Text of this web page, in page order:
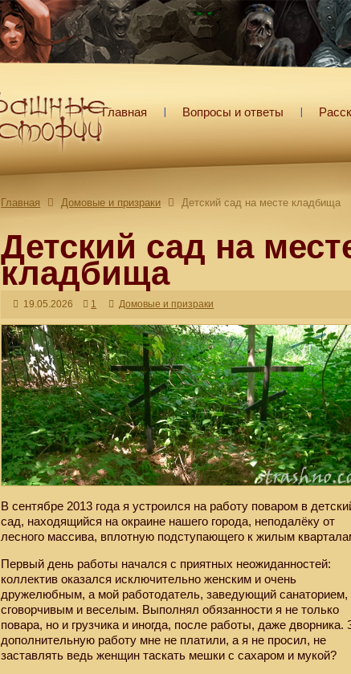
Главная Вопросы и ответы
Главная Домовые и призраки Детский сад на месте кладбища
Детский сад на
кладбища
19.05.2026 1 Домовые и призраки
В сентябре 2013 года я устроился на работу поваром в
сад, находящийся на окраине нашего города, неподалёку от
лесного массива, вплотную подступающего к жилым
Первый день работы начался с приятных неожиданностей:
коллектив оказался исключительно женским и очень
дружелюбным, а мой работодатель, заведующий санаторием,
сговорчивым и веселым. Выполнял обязанности я не только
повара, но и грузчика и иногда, после работы, даже дворника.
дополнительную работу мне не платили, а я не просил, не
заставлять ведь женщин таскать мешки с сахаром и мукой?